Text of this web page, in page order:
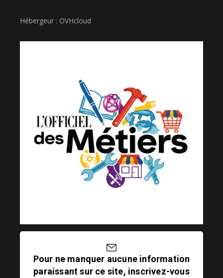
Hébergeur : OVHcloud
Pour ne manquer aucune information
paraissant sur ce site, inscrivez-vous